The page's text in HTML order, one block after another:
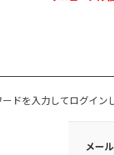
ドを入力してログイン
メー